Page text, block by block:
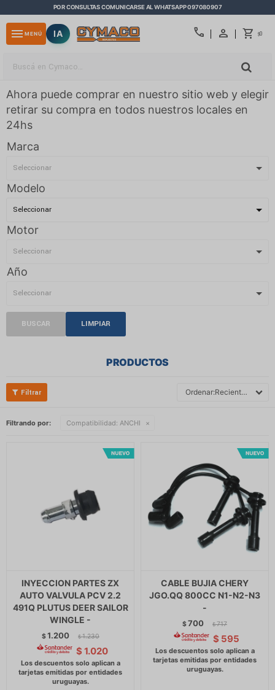
POR CONSULTAS COMUNICARSE AL WHATSAPP 097080907
call $0
menu MENÚ IA
Ahora puede comprar en nuestro sitio web y elegir
retirar su compra en todos nuestros locales en
24hs
Marca
Modelo
Motor
Año
BUSCAR LIMPIAR
PRODUCTOS
Recientes
Filtrando por: Compatibilidad: ANCHI
INYECCION PARTES ZX
AUTO VALVULA PCV 2.2
491Q PLUTUS DEER SAILOR
WINGLE -
$1.200 $ 1.230
$ 1.020
CABLE BUJIA CHERY
JGO.QQ 800CC N1-N2-N3
-
$700 $ 717
$ 595
close